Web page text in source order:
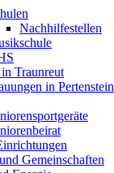
Nachhilfestellen
Traunreut
in Pertenstein
Gemeinschaften